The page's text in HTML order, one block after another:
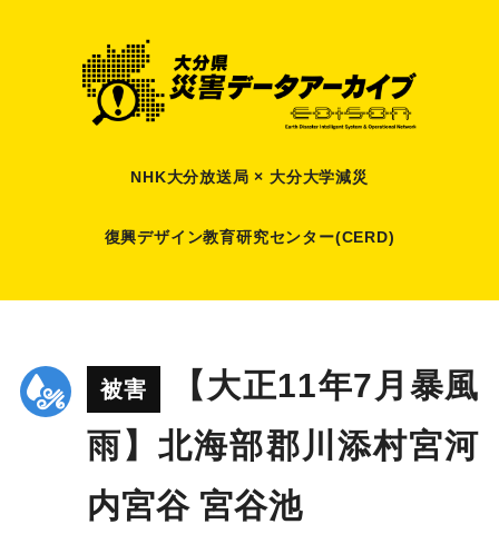
NHK大分放送局 × 大分大学減災
復興デザイン教育研究センター(CERD)
被害
【大正11年7月暴風
雨】北海部郡川添村宮河
内宮谷 宮谷池